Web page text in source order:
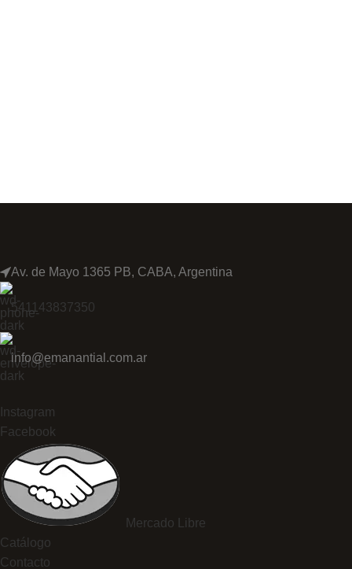
Av. de Mayo 1365 PB, CABA, Argentina
541143837350
info@emanantial.com.ar
Instagram
Facebook
Mercado Libre
Catálogo
Contacto